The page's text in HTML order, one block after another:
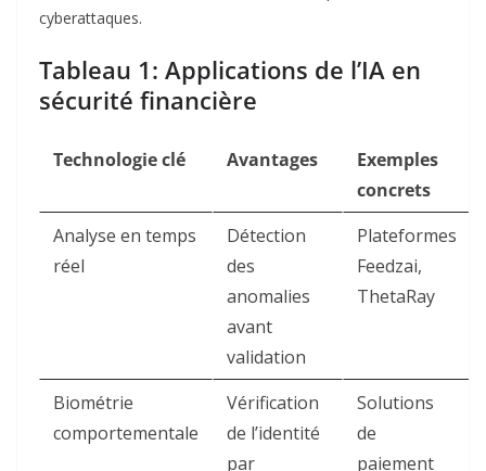
cyberattaques.
Tableau 1: Applications de l’IA en
sécurité financière
Technologie clé Avantages
Exemples
concrets
Analyse en temps
réel
Détection
des
anomalies
avant
validation
Plateformes
Feedzai,
ThetaRay
Biométrie
comportementale
Vérification
de l’identité
par
Solutions
de
paiement